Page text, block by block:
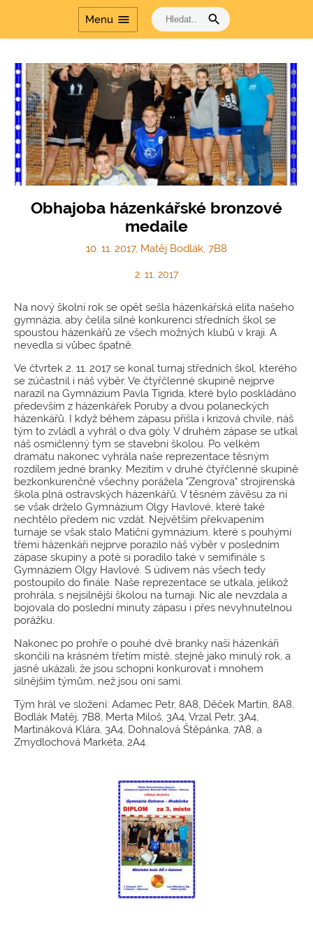
Menu menu search
Obhajoba házenkářské bronzové
medaile
10. 11. 2017, Matěj Bodlák, 7B8
2. 11. 2017
Na nový školní rok se opět sešla házenkářská elita našeho
gymnázia, aby čelila silné konkurenci středních škol se
spoustou házenkářů ze všech možných klubů v kraji. A
nevedla si vůbec špatně.
Ve čtvrtek 2. 11. 2017 se konal turnaj středních škol, kterého
se zúčastnil i náš výběr. Ve čtyřčlenné skupině nejprve
narazil na Gymnázium Pavla Tigrida, které bylo poskládáno
především z házenkářek Poruby a dvou polaneckých
házenkářů. I když během zápasu přišla i krizová chvíle, náš
tým to zvládl a vyhrál o dva góly. V druhém zápase se utkal
náš osmičlenný tým se stavební školou. Po velkém
dramatu nakonec vyhrála naše reprezentace těsným
rozdílem jedné branky. Mezitím v druhé čtyřčlenné skupině
bezkonkurenčně všechny porážela "Zengrova" strojírenská
škola plná ostravských házenkářů. V těsném závěsu za ní
se však drželo Gymnázium Olgy Havlové, které také
nechtělo předem nic vzdát. Největším překvapením
turnaje se však stalo Matiční gymnázium, které s pouhými
třemi házenkáři nejprve porazilo náš výběr v posledním
zápase skupiny a poté si poradilo také v semifinále s
Gymnáziem Olgy Havlové. S údivem nás všech tedy
postoupilo do finále. Naše reprezentace se utkala, jelikož
prohrála, s nejsilnější školou na turnaji. Nic ale nevzdala a
bojovala do poslední minuty zápasu i přes nevyhnutelnou
porážku.
Nakonec po prohře o pouhé dvě branky naši házenkáři
skončili na krásném třetím místě, stejně jako minulý rok, a
jasně ukázali, že jsou schopni konkurovat i mnohem
silnějším týmům, než jsou oni sami.
Tým hrál ve složení: Adamec Petr, 8A8, Děček Martin, 8A8,
Bodlák Matěj, 7B8, Merta Miloš, 3A4, Vrzal Petr, 3A4,
Martináková Klára, 3A4, Dohnalová Štěpánka, 7A8, a
Zmydlochová Markéta, 2A4.